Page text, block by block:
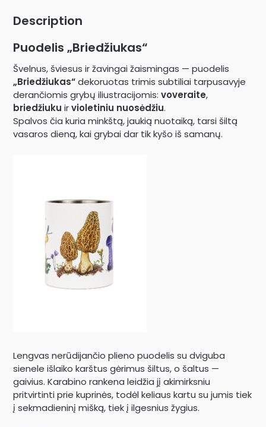
Description
Puodelis „Briedžiukas“
Švelnus, šviesus ir žavingai žaismingas — puodelis
„Briedžiukas“dekoruotas trimis subtiliai tarpusavyje
derančiomis grybų iliustracijomis:voveraite,
briedžiuku irvioletiniu nuosėdžiu.
Spalvos čia kuria minkštą, jaukią nuotaiką, tarsi šiltą
vasaros dieną, kai grybai dar tik kyšo iš samanų.
Lengvas nerūdijančio plieno puodelis su dviguba
sienele išlaiko karštus gėrimus šiltus, o šaltus —
gaivius. Karabino rankena leidžia jį akimirksniu
pritvirtinti prie kuprinės, todėl keliaus kartu su jumis tiek
į sekmadieninį mišką, tiek į ilgesnius žygius.